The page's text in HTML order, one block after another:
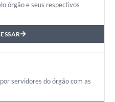
órgão e seus respectivos
servidores do órgão com as